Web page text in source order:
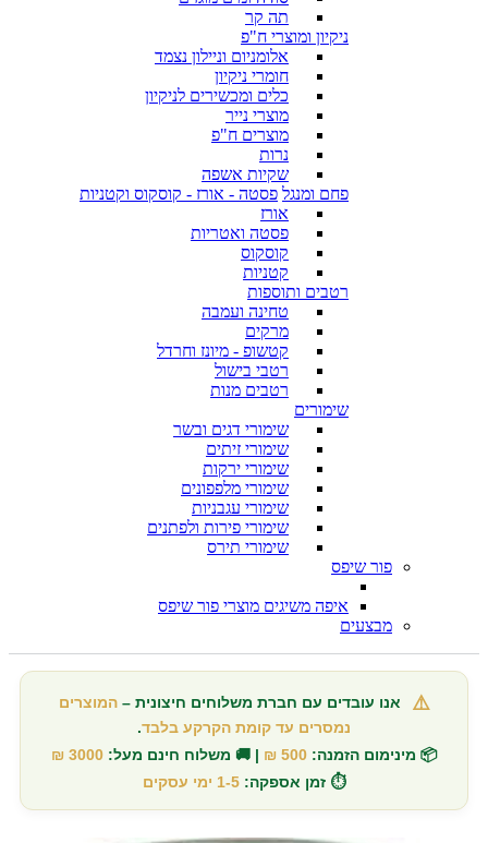
תה קר
ניקיון ומוצרי ח"פ
אלומניום וניילון נצמד
חומרי ניקיון
כלים ומכשירים לניקיון
מוצרי נייר
מוצרים ח"פ
נרות
שקיות אשפה
פחם ומנגל פסטה - אורז - קוסקוס וקטניות
אורז
פסטה ואטריות
קוסקוס
קטניות
רטבים ותוספות
טחינה ועמבה
מרקים
קטשופ - מיונז וחרדל
רטבי בישול
רטבים מנות
שימורים
שימורי דגים ובשר
שימורי זיתים
שימורי ירקות
שימורי מלפפונים
שימורי עגבניות
שימורי פירות ולפתנים
שימורי תירס
פור שיפס
איפה משיגים מוצרי פור שיפס
מבצעים
⚠️ אנו עובדים עם חברת משלוחים חיצונית –המוצרים
נמסרים עד קומת הקרקע בלבד.
📦 מינימום הזמנה: 500 ₪ | 🚚 משלוח חינם מעל: 3000 ₪
⏱️ זמן אספקה: 1-5 ימי עסקים